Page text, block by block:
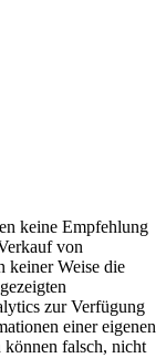
keine Empfehlung
von
keiner Weise die
zur Verfügung
einer eigenen
falsch, nicht